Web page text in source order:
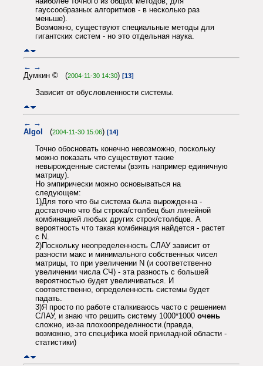
гауссообразных алгоритмов - в несколько раз
меньше).
Возможно, существуют специальные методы для
гигантских систем - но это отдельная наука.
← →
Думкин © (2004-11-30 14:30) [13]
Зависит от обусловленности системы.
← →
Algol
(2004-11-30 15:06) [14]
Точно обосновать конечно невозможно, поскольку
можно показать что существуют такие
невырожденные системы (взять например единичную
матрицу).
Но эмпирически можно основываться на
следующем:
1)Для того что бы система была вырожденна -
достаточно что бы строка/столбец был линейной
комбинацией любых других строк/столбцов. А
вероятность что такая комбинация найдется - растет
с N.
2)Поскольку неопределенность СЛАУ зависит от
разности макс и минимального собственных чисел
матрицы, то при увеличении N (и соответственно
увеличении числа СЧ) - эта разность с большей
вероятностью будет увеличиваться. И
соответственно, определенность системы будет
падать.
3)Я просто по работе сталкиваюсь часто с решением
СЛАУ, и знаю что решить систему 1000*1000 очень
сложно, из-за плохоопределнности.(правда,
возможно, это специфика моей прикладной области -
статистики)